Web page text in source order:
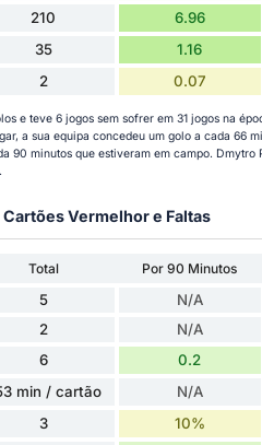
210 6.96
35 1.16
2 0.07
e teve 6 jogos sem sofrer em 31 jogos na
a sua equipa concedeu um golo a cada 66
90 minutos que estiveram em campo. Dmytro
Vermelhor e Faltas
Total Por 90 Minutos
5 N/A
2 N/A
6 0.2
min / cartão N/A
3 10%